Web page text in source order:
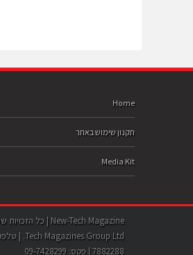
Home
תקנון שימוש באתר
Media Kit
7882288 | פקס: 09-7428299